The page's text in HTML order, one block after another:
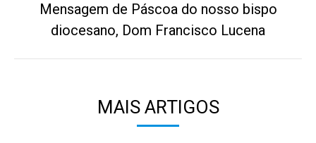
Próximo
post:
Mensagem de Páscoa do nosso bispo
diocesano, Dom Francisco Lucena
MAIS ARTIGOS